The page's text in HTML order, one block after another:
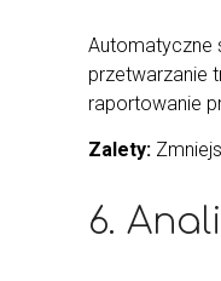
Automatyczne
przetwarzanie
raportowanie
Zalety:
6.